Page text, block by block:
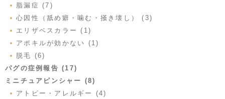
脂漏症 (7)
心因性（舐め癖・噛む・掻き壊し） (3)
エリザベスカラー (1)
アポキルが効かない (1)
脱毛 (6)
パグの症例報告 (17)
ミニチュアピンシャー (8)
アトピー・アレルギー (4)